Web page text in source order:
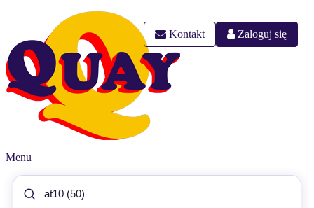
Kontakt Zaloguj się
Menu